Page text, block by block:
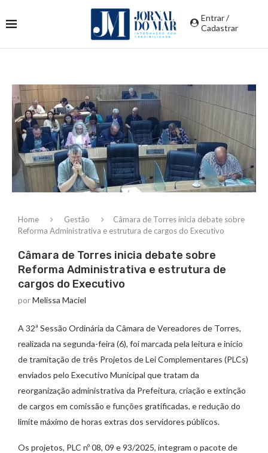
Entrar /
Cadastrar
Home Gestão
Câmara de Torres inicia debate sobre
Reforma Administrativa e estrutura de cargos do Executivo
Câmara de Torres inicia debate sobre
Reforma Administrativa e estrutura de
cargos do Executivo
porMelissa Maciel
A 32ª Sessão Ordinária da Câmara de Vereadores de Torres,
realizada na segunda-feira (6), foi marcada pela leitura e início
de tramitação de três Projetos de Lei Complementares (PLCs)
enviados pelo Executivo Municipal que tratam da
reorganização administrativa da Prefeitura, criação e extinção
de cargos em comissão e funções gratificadas, e redução do
limite máximo de horas extras dos servidores públicos.
Os projetos, PLC nº 08, 09 e 93/2025, integram o pacote de